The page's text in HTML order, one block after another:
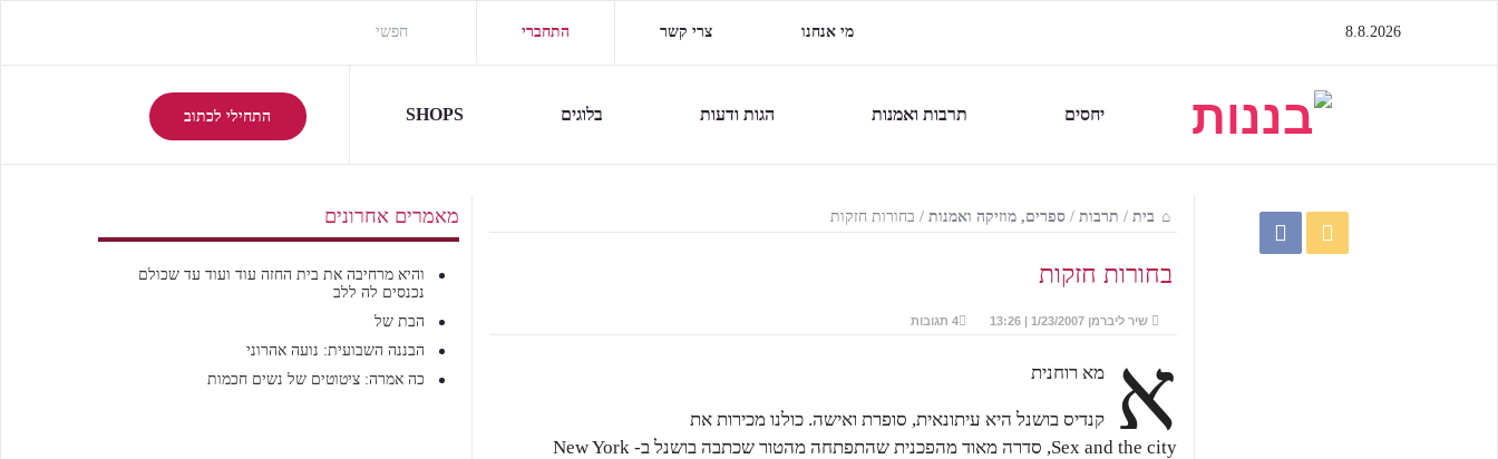
התחברי צרי קשר מי אנחנו 8.8.2026
התחילי לכתוב יחסים תרבות ואמנות הגות ודעות בלוגים SHOPS
מאמרים אחרונים
והיא מרחיבה את בית החזה עוד ועוד עד שכולם
נכנסים לה ללב
הבת של
הבננה השבועית: נועה אהרוני
כה אמרה: ציטוטים של נשים חכמות
בית / תרבות /ספרים, מוזיקה ואמנות / בחורות חזקות
בחורות חזקות
שיר ליברמן 1/23/2007 | 13:26 4 תגובות
א מא רוחנית
קנדיס בושנל היא עיתונאית, סופרת ואישה. כולנו מכירות את
Sex and the city, סדרה מאוד מהפכנית שהתפתחה מהטור שכתבה בושנל ב- New York